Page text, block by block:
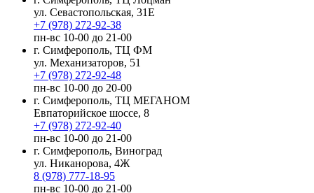
ул. Севастопольская, 31Е
+7 (978) 272-92-38
пн-вс 10-00 до 21-00
г. Симферополь, ТЦ ФМ
ул. Механизаторов, 51
+7 (978) 272-92-48
пн-вс 10-00 до 20-00
г. Симферополь, ТЦ МЕГАНОМ
Евпаторийское шоссе, 8
+7 (978) 272-92-40
пн-вс 10-00 до 21-00
г. Симферополь, Виноград
ул. Никанорова, 4Ж
8 (978) 777-18-95
пн-вс 10-00 до 21-00